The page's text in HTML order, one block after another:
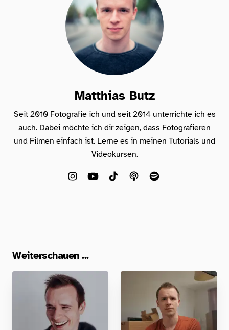
Matthias Butz
Seit 2010 Fotografie ich und seit 2014 unterrichte ich es
auch. Dabei möchte ich dir zeigen, dass Fotografieren
und Filmen einfach ist. Lerne es in meinen Tutorials und
Videokursen.
Weiterschauen ...